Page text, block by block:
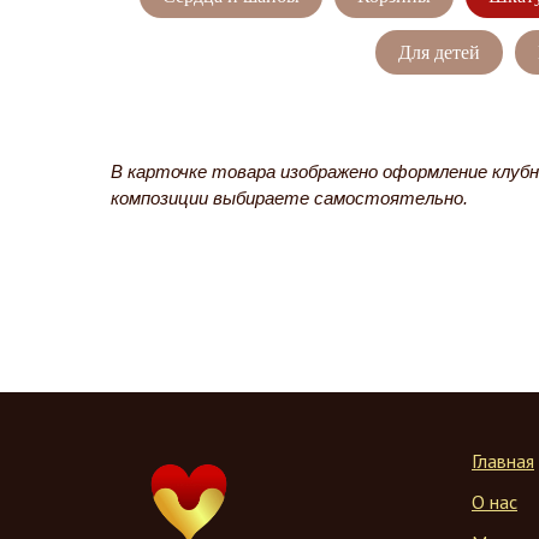
Для детей
В карточке товара изображено оформление
композиции выбираете самостоятельно.
Главная
О нас